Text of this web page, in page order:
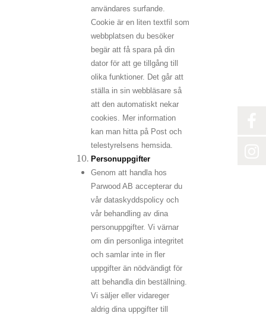
användares surfande.
Cookie är en liten textfil som
webbplatsen du besöker
begär att få spara på din
dator för att ge tillgång till
olika funktioner. Det går att
ställa in sin webbläsare så
att den automatiskt nekar
cookies. Mer information
kan man hitta på Post och
telestyrelsens hemsida.
Personuppgifter
Genom att handla hos
Parwood AB accepterar du
vår dataskyddspolicy och
vår behandling av dina
personuppgifter. Vi värnar
om din personliga integritet
och samlar inte in fler
uppgifter än nödvändigt för
att behandla din beställning.
Vi säljer eller vidareger
aldrig dina uppgifter till